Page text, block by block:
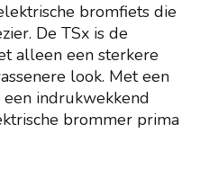
bromfiets die
De TSx is de
alleen een sterkere
look. Met een
indrukwekkend
brommer prima